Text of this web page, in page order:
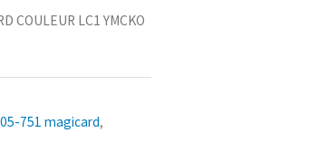
COULEUR LC1 YMCKO
751 magicard,